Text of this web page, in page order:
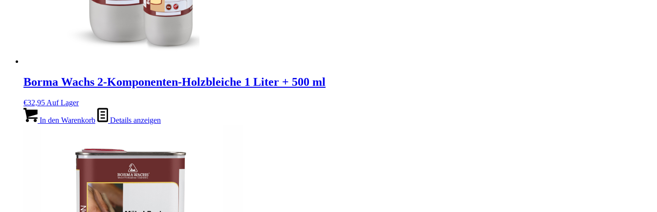
Borma Wachs 2-Komponenten-Holzbleiche 1 Liter + 500 ml
€32,95 Auf Lager
In den Warenkorb Details anzeigen